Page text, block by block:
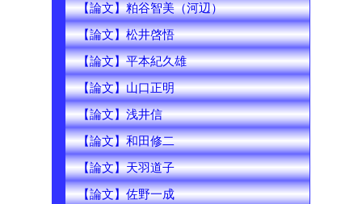
【論文】粕谷智美（河辺）
【論文】松井啓悟
【論文】平本紀久雄
【論文】山口正明
【論文】浅井信
【論文】和田修二
【論文】天羽道子
【論文】佐野一成